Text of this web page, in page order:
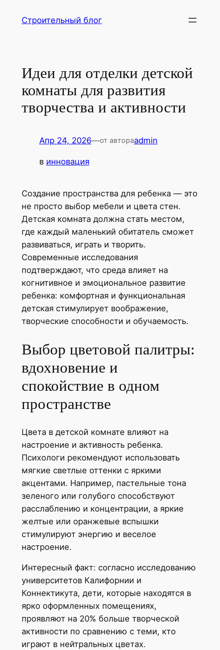
Строительный блог
Идеи для отделки детской
комнаты для развития
творчества и активности
Апр 24, 2026—от автораadmin
в инновация
Создание пространства для ребенка — это
не просто выбор мебели и цвета стен.
Детская комната должна стать местом,
где каждый маленький обитатель сможет
развиваться, играть и творить.
Современные исследования
подтверждают, что среда влияет на
когнитивное и эмоциональное развитие
ребенка: комфортная и функциональная
детская стимулирует воображение,
творческие способности и обучаемость.
Выбор цветовой палитры:
вдохновение и
спокойствие в одном
пространстве
Цвета в детской комнате влияют на
настроение и активность ребенка.
Психологи рекомендуют использовать
мягкие светлые оттенки с яркими
акцентами. Например, пастельные тона
зеленого или голубого способствуют
расслаблению и концентрации, а яркие
желтые или оранжевые вспышки
стимулируют энергию и веселое
настроение.
Интересный факт: согласно исследованию
университетов Калифорнии и
Коннектикута, дети, которые находятся в
ярко оформленных помещениях,
проявляют на 20% больше творческой
активности по сравнению с теми, кто
играют в нейтральных цветах.